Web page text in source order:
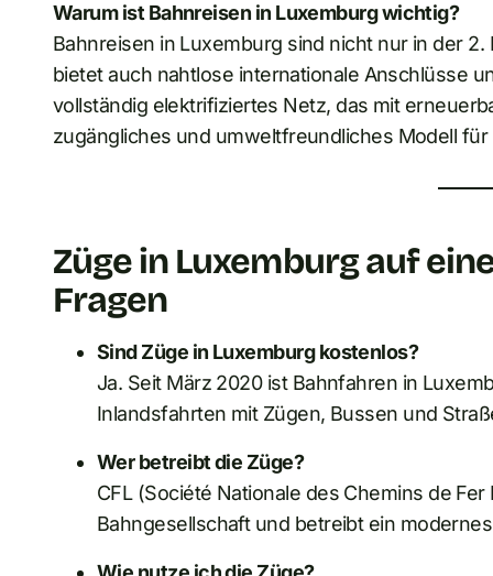
Warum ist Bahnreisen in Luxemburg wichtig?
Bahnreisen in Luxemburg sind nicht nur in der
bietet auch nahtlose internationale Anschlüsse
vollständig elektrifiziertes Netz, das mit
zugängliches und umweltfreundliches Modell
Züge in Luxemburg auf
Fragen
Sind Züge in Luxemburg kostenlos?
Ja. Seit März 2020 ist Bahnfahren in
Inlandsfahrten mit Zügen, Bussen und
Wer betreibt die Züge?
CFL (Société Nationale des Chemins de
Bahngesellschaft und betreibt ein